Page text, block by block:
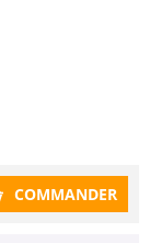
COMMANDER